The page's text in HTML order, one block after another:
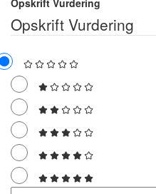
Opskrift Vurdering
Opskrift Vurdering